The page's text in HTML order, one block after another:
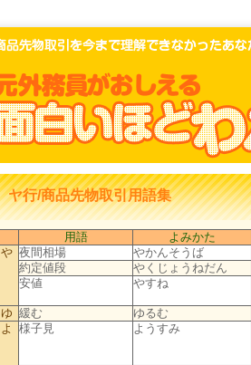
ヤ行/商品先物取引用語集
用語 よみかた
や 夜間相場 やかんそうば
約定値段
やくじょうねだん
安値
やすね
ゆ 緩む ゆるむ
よ
様子見 ようすみ